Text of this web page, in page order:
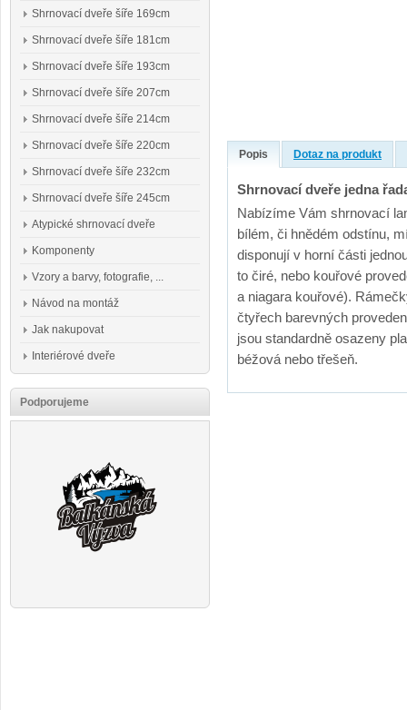
Popis Dotaz na produkt
Shrnovací dveře jedna
Nabízíme Vám shrnovací
bílém, či hnědém odstínu,
disponují v horní části
to čiré, nebo kouřové
a niagara kouřové).
čtyřech barevných
jsou standardně osazeny
béžová nebo třešeň.
Shrnovací dveře šíře 169cm
Shrnovací dveře šíře 181cm
Shrnovací dveře šíře 193cm
Shrnovací dveře šíře 207cm
Shrnovací dveře šíře 214cm
Shrnovací dveře šíře 220cm
Shrnovací dveře šíře 232cm
Shrnovací dveře šíře 245cm
Atypické shrnovací dveře
Komponenty
Vzory a barvy, fotografie, ...
Návod na montáž
Jak nakupovat
Interiérové dveře
Podporujeme